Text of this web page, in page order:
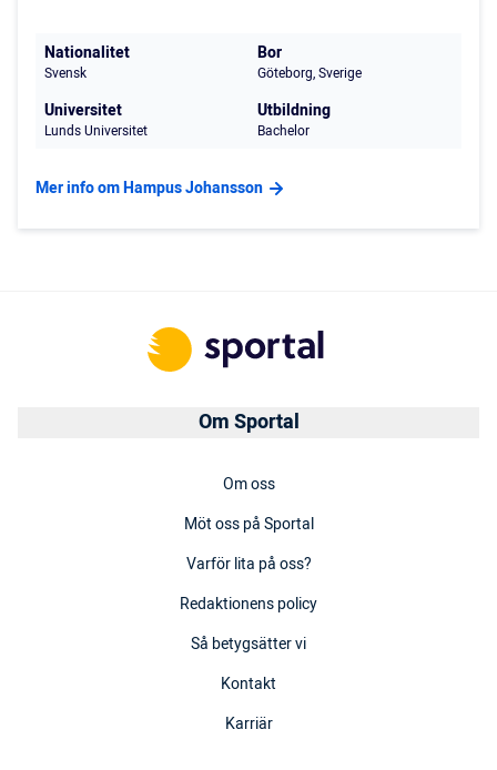
Nationalitet
Svensk
Bor
Göteborg, Sverige
Universitet
Lunds Universitet
Utbildning
Bachelor
Mer info om Hampus Johansson
Om Sportal
Om oss
Möt oss på Sportal
Varför lita på oss?
Redaktionens policy
Så betygsätter vi
Kontakt
Karriär